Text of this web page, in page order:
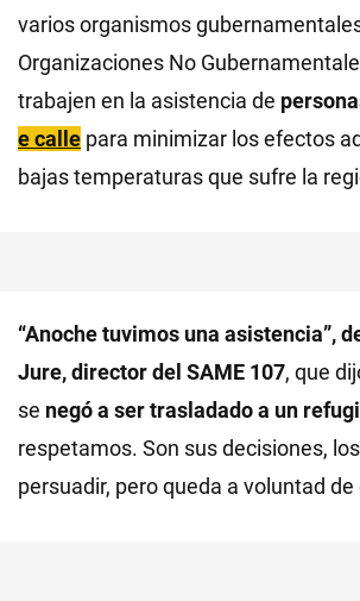
varios organismos
Organizaciones No
trabajen en la asistencia de
e calle para minimizar los efectos
bajas temperaturas que sufre la
“Anoche tuvimos una asistencia”,
Jure, director del SAME 107, que
se negó a ser trasladado a un
respetamos. Son sus decisiones,
persuadir, pero queda a voluntad de